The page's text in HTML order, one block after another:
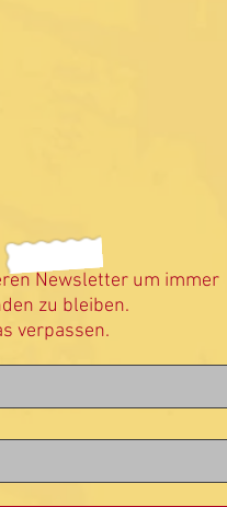
Newsletter um immer
zu bleiben.
verpassen.